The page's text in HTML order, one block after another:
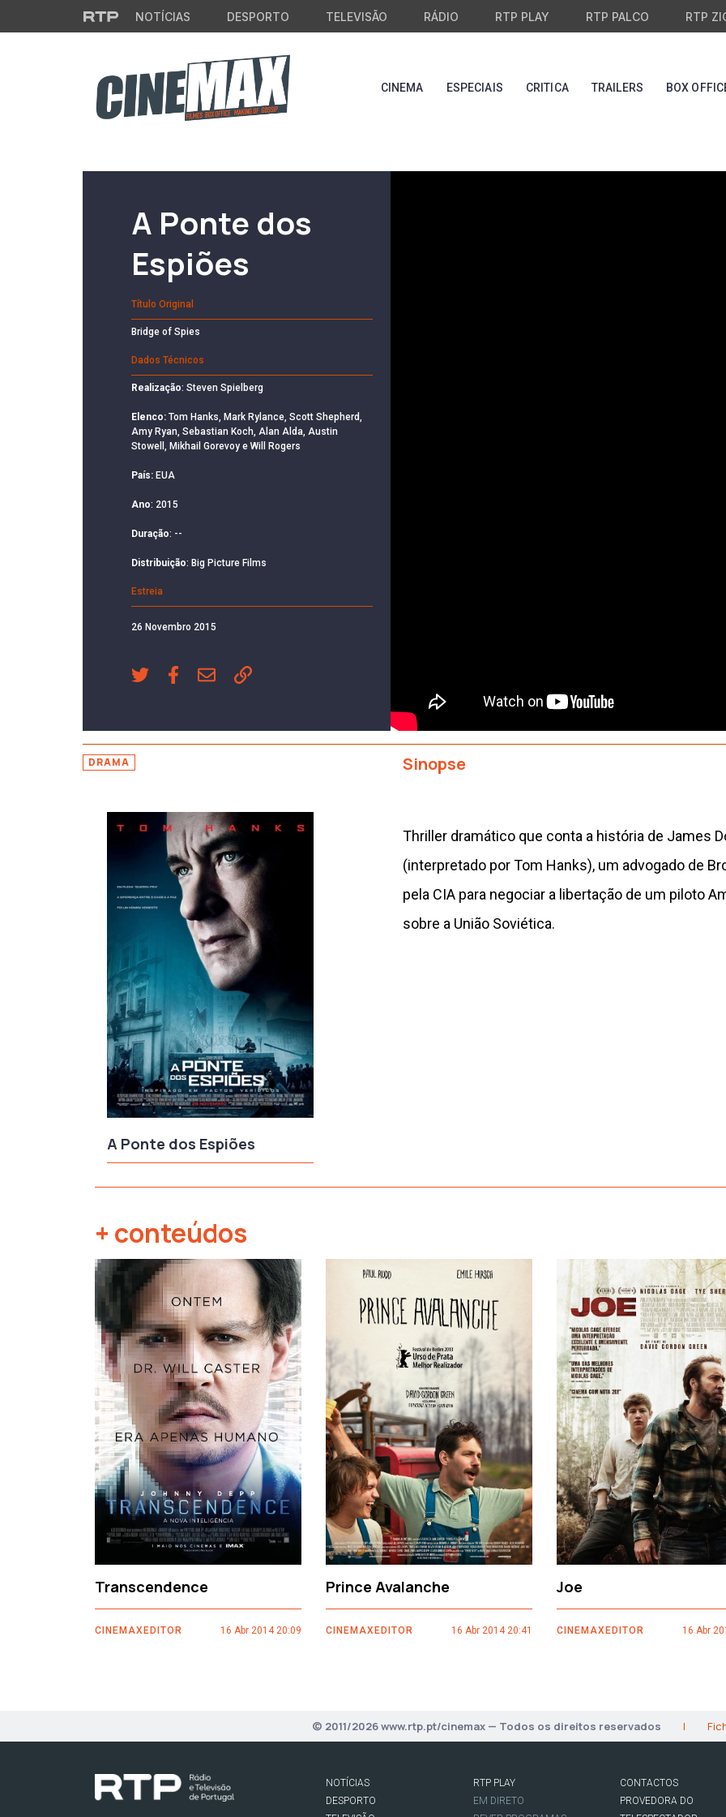
Saltar para o conteúdo principal
NOTÍCIAS DESPORTO TELEVISÃO RÁDIO RTP PLAY RTP PALCO RTP
CINEMA ESPECIAIS CRITICA TRAILERS BOX
A Ponte dos
Espiões
Título Original
Bridge of Spies
Dados Técnicos
Realização: Steven Spielberg
Elenco: Tom Hanks, Mark Rylance, Scott Shepherd,
Amy Ryan, Sebastian Koch, Alan Alda, Austin
Stowell, Mikhail Gorevoy e Will Rogers
País: EUA
Ano: 2015
Duração: --
Distribuição: Big Picture Films
Estreia
26 Novembro 2015
DRAMA Sinopse
A Ponte dos Espiões
Thriller dramático que conta a história de James
(interpretado por Tom Hanks), um advogado de
pela CIA para negociar a libertação de um piloto
sobre a União Soviética.
+ conteúdos
Transcendence
CINEMAXEDITOR 16 Abr 2014 20:09
Prince Avalanche
CINEMAXEDITOR 16 Abr 2014 20:41
Joe
CINEMAXEDITOR 16 Abr
‹
© 2011/2026 www.rtp.pt/cinemax — Todos os direitos reservados |
NOTÍCIAS
DESPORTO
RTP PLAY
EM DIRETO
CONTACTOS
PROVEDORA DO